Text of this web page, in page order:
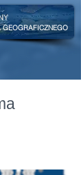
GEOGRAFICZNEGO